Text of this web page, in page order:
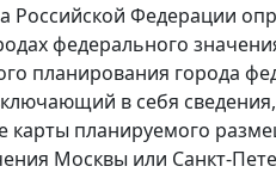
Российской Федерации
федерального
планирования города
в себя
карты планируемого
Москвы или Санкт-